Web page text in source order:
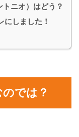
ニオ）はどう？
にしました！
では？